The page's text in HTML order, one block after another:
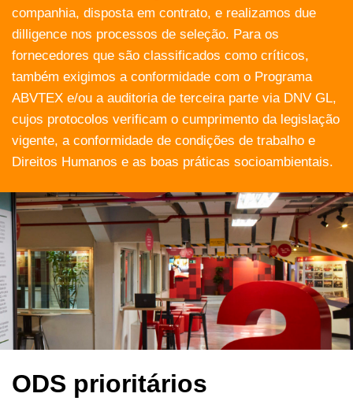
companhia, disposta em contrato, e realizamos due
dilligence nos processos de seleção. Para os
fornecedores que são classificados como críticos,
também exigimos a conformidade com o Programa
ABVTEX e/ou a auditoria de terceira parte via DNV GL,
cujos protocolos verificam o cumprimento da legislação
vigente, a conformidade de condições de trabalho e
Direitos Humanos e as boas práticas socioambientais.
ODS prioritários